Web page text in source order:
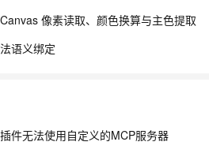
像素读取、颜色换算与主色提取
语义绑定
件无法使用自定义的MCP服务器